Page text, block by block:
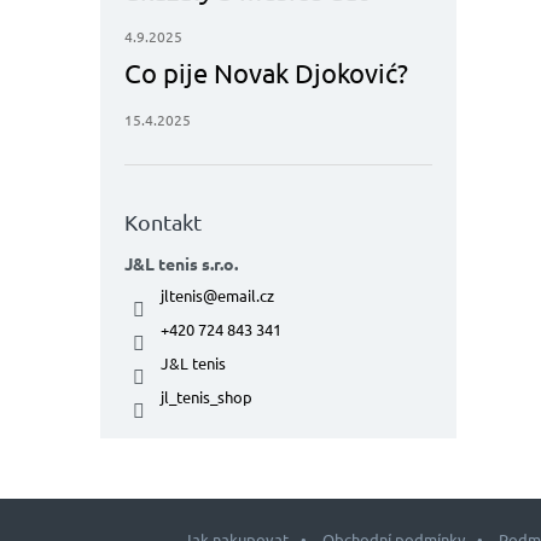
4.9.2025
Co pije Novak Djoković?
15.4.2025
Kontakt
J&L tenis s.r.o.
jltenis@email.cz
+420 724 843 341
J&L tenis
jl_tenis_shop